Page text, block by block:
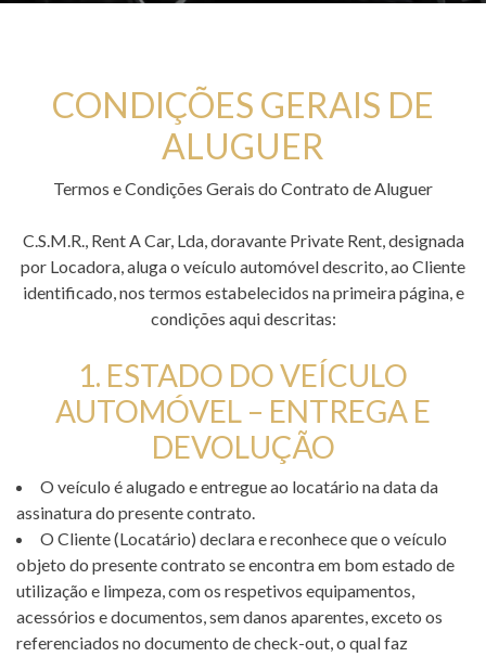
CONDIÇÕES GERAIS DE
ALUGUER
Termos e Condições Gerais do Contrato de Aluguer
C.S.M.R., Rent A Car, Lda, doravante Private Rent, designada
por Locadora, aluga o veículo automóvel descrito, ao Cliente
identificado, nos termos estabelecidos na primeira página, e
condições aqui descritas:
1. ESTADO DO VEÍCULO
AUTOMÓVEL – ENTREGA E
DEVOLUÇÃO
O veículo é alugado e entregue ao locatário na data da
assinatura do presente contrato.
O Cliente (Locatário) declara e reconhece que o veículo
objeto do presente contrato se encontra em bom estado de
utilização e limpeza, com os respetivos equipamentos,
acessórios e documentos, sem danos aparentes, exceto os
referenciados no documento de check-out, o qual faz